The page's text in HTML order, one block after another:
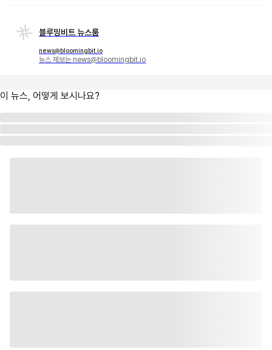
블루밍비트 뉴스룸
news@bloomingbit.io
뉴스 제보는 news@bloomingbit.io
이 뉴스, 어떻게 보시나요?